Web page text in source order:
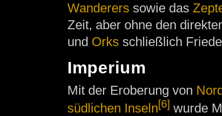
Wanderers sowie das
Zeit, aber ohne den
und Orks schließlich
Imperium
Mit der Eroberung von
südlichen Inseln[6] wurde